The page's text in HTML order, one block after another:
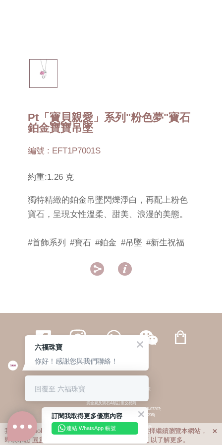
Pt「寶貝親愛」系列"粉色夢"寶石
鉑金寶寶吊墜
編號 : EFT1P7001S
約重:1.26 克
獨特精緻的鉑金吊墜閃爍淨白，再配上粉色
寶石，呈現女性溫柔、甜美、浪漫的美態。
#首飾系列 #寶石 #鉑金 #吊墜 #新生祝福
 
繁體 | 簡体
© 六福集團 版權所有 不得轉載 私隱政策
貴金屬及寶石A類註冊交易商
(六福企業禮品(國際)有限公司-註冊號碼:A-B-24-05-07207;
六福電子商貿有限公司-註冊號碼:A-B-24-05-07206)
貴金屬及寶石B類註冊交易商
(六福集團有限公司-註冊號碼:B-B-24-05-07258;
六福珠寶金行(香港)有限公司-註冊號碼:B-B-24-05-07259)
我們利用cookies為您提供最佳的瀏覽體驗。若您選擇繼續瀏覽本網站，
即表示您 同意 私隱政策 以了解更多。

訂閱我取得更多優惠內容
連結 WhatsApp 帳號
六福珠寶
你好！感謝您與我們聯絡！
回覆至 六福珠寶